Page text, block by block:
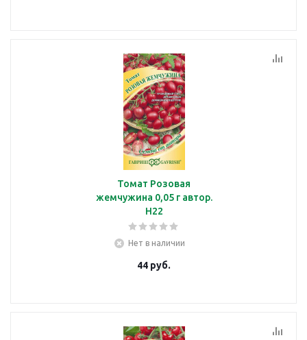
Томат Розовая
жемчужина 0,05 г автор.
Н22
Нет в наличии
44 руб.